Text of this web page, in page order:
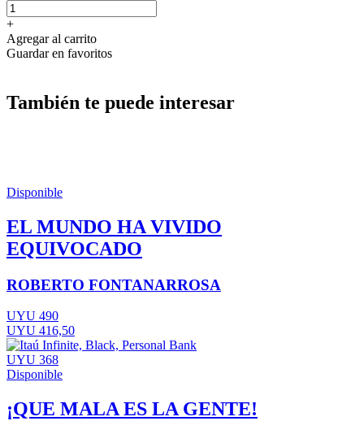
+
Agregar al carrito
Guardar en favoritos
También te puede interesar
Disponible
EL MUNDO HA VIVIDO
EQUIVOCADO
ROBERTO FONTANARROSA
UYU 490
UYU 416,50
UYU 368
Disponible
¡QUE MALA ES LA GENTE!